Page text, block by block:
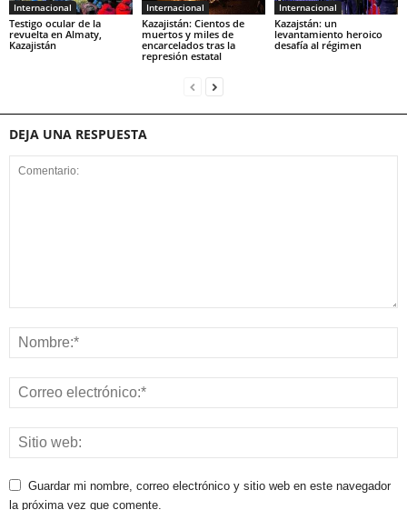
Internacional
Testigo ocular de la
revuelta en Almaty,
Kazajistán
Internacional
Kazajistán: Cientos de
muertos y miles de
encarcelados tras la
represión estatal
Internacional
Kazajstán: un
levantamiento heroico
desafía al régimen
DEJA UNA RESPUESTA
Guardar mi nombre, correo electrónico y sitio web en este navegador
la próxima vez que comente.